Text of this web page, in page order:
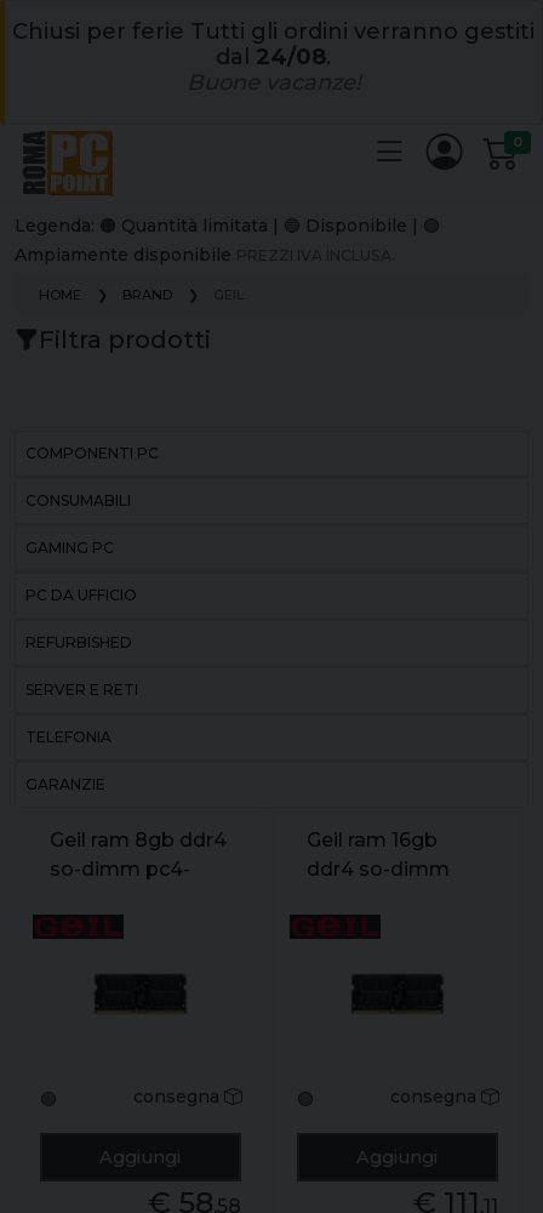
Chiusi per ferie Tutti gli ordini verranno gestiti
dal 24/08.
0
Legenda: 🟠 Quantità limitata | 🔵 Disponibile | 🟢
Ampiamente disponibile
HOME BRAND GEIL
Filtra prodotti
COMPONENTI PC
CONSUMABILI
GAMING PC
PC DA UFFICIO
REFURBISHED
SERVER E RETI
TELEFONIA
GARANZIE
Geil ram 8gb ddr4
so-dimm pc4-
22-22-22-52
🟢 consegna
Aggiungi
€ 58,58
Geil ram 16gb
ddr4 so-dimm
3200mhz 22-22-
🟢 consegna
Aggiungi
€ 111 ,11